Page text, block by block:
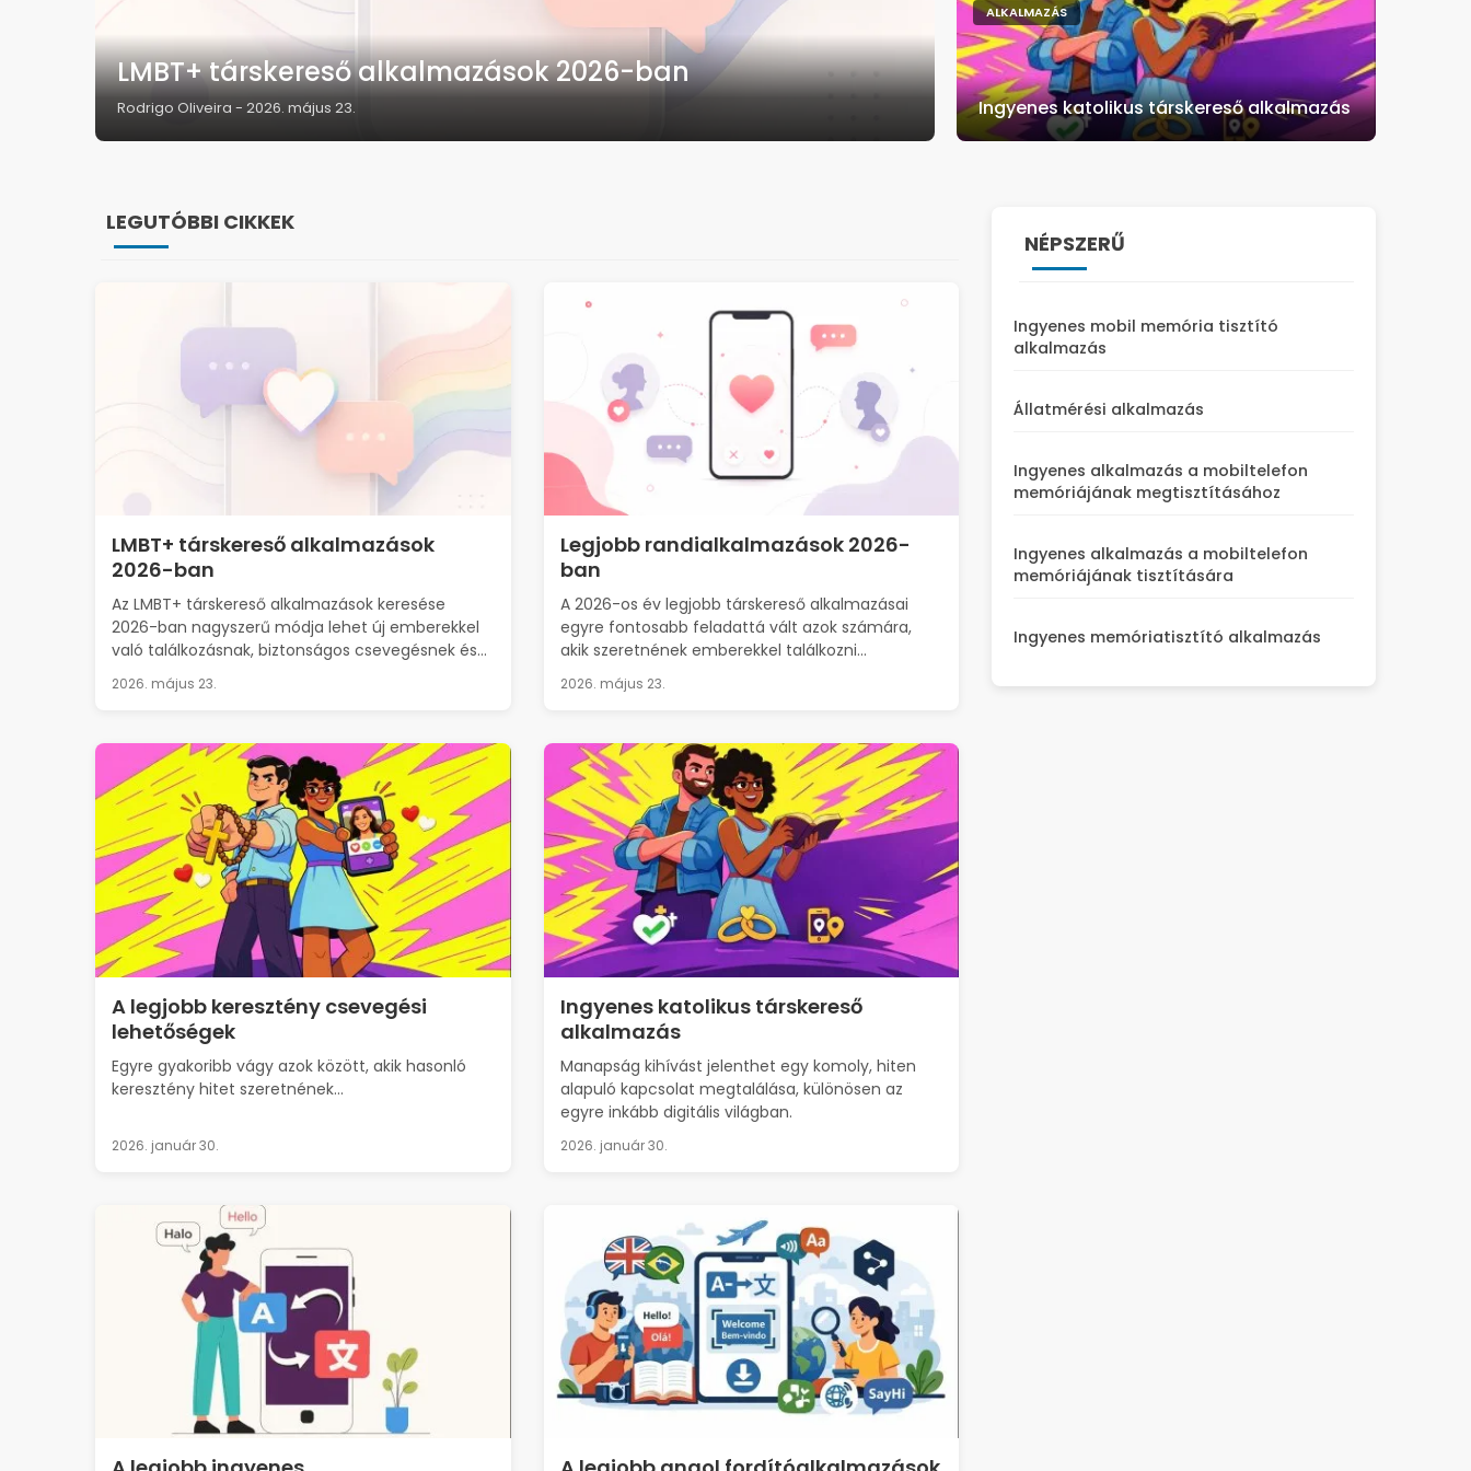
LMBT+ társkereső alkalmazások 2026-ban
Rodrigo Oliveira - 2026. május 23.
ALKALMAZÁS
Ingyenes katolikus társkereső alkalmazás
LEGUTÓBBI CIKKEK
LMBT+ társkereső alkalmazások
2026-ban
Az LMBT+ társkereső alkalmazások keresése
2026-ban nagyszerű módja lehet új emberekkel
való találkozásnak, biztonságos csevegésnek és...
2026. május 23.
Legjobb randialkalmazások 2026-
ban
A 2026-os év legjobb társkereső alkalmazásai
egyre fontosabb feladattá vált azok számára,
akik szeretnének emberekkel találkozni...
2026. május 23.
A legjobb keresztény csevegési
lehetőségek
Egyre gyakoribb vágy azok között, akik hasonló
keresztény hitet szeretnének...
2026. január 30.
Ingyenes katolikus társkereső
alkalmazás
Manapság kihívást jelenthet egy komoly, hiten
alapuló kapcsolat megtalálása, különösen az
egyre inkább digitális világban.
2026. január 30.
NÉPSZERŰ
Ingyenes mobil memória tisztító
alkalmazás
Állatmérési alkalmazás
Ingyenes alkalmazás a mobiltelefon
memóriájának megtisztításához
Ingyenes alkalmazás a mobiltelefon
memóriájának tisztítására
Ingyenes memóriatisztító alkalmazás